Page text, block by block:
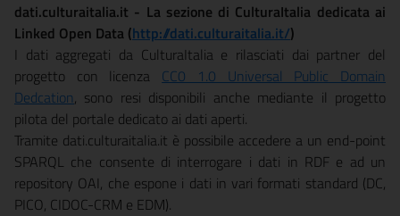
dati.culturaitalia.it - La sezione di CulturaItalia dedicata ai
Linked Open Data (http://dati.culturaitalia.it/)
I dati aggregati da CulturaItalia e rilasciati dai partner del
progetto con licenza CC0 1.0 Universal Public Domain
Dedcation, sono resi disponibili anche mediante il progetto
pilota del portale dedicato ai dati aperti.
Tramite dati.culturaitalia.it è possibile accedere a un end-point
SPARQL che consente di interrogare i dati in RDF e ad un
repository OAI, che espone i dati in vari formati standard (DC,
PICO, CIDOC-CRM e EDM).